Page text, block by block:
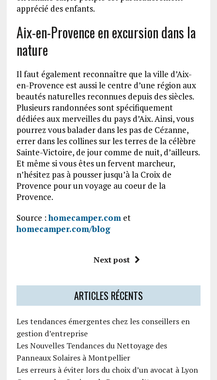
apprécié des enfants.
Aix-en-Provence en excursion dans la
nature
Il faut également reconnaître que la ville d’Aix-
en-Provence est aussi le centre d’une région aux
beautés naturelles reconnues depuis des siècles.
Plusieurs randonnées sont spécifiquement
dédiées aux merveilles du pays d’Aix. Ainsi, vous
pourrez vous balader dans les pas de Cézanne,
errer dans les collines sur les terres de la célèbre
Sainte-Victoire, de jour comme de nuit, d’ailleurs.
Et même si vous êtes un fervent marcheur,
n’hésitez pas à pousser jusqu’à la Croix de
Provence pour un voyage au coeur de la
Provence.
Source :homecamper.comet
homecamper.com/blog
Next post
ARTICLES RÉCENTS
Les tendances émergentes chez les conseillers en
gestion d’entreprise
Les Nouvelles Tendances du Nettoyage des
Panneaux Solaires à Montpellier
Les erreurs à éviter lors du choix d’un avocat à Lyon